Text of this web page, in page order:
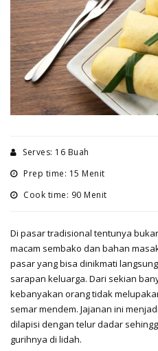
Serves: 16 Buah
Prep time: 15 Menit
Cook time: 90 Menit
Di pasar tradisional tentunya
macam sembako dan bahan
pasar yang bisa dinikmati
sarapan keluarga. Dari sekian
kebanyakan orang tidak
semar mendem. Jajanan ini
dilapisi dengan telur dadar
gurihnya di lidah.